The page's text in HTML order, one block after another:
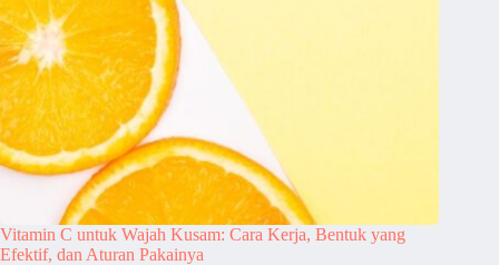
Vitamin C untuk Wajah Kusam: Cara Kerja, Bentuk yang
Efektif, dan Aturan Pakainya